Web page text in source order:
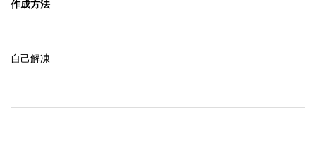
作成方法
自己解凍